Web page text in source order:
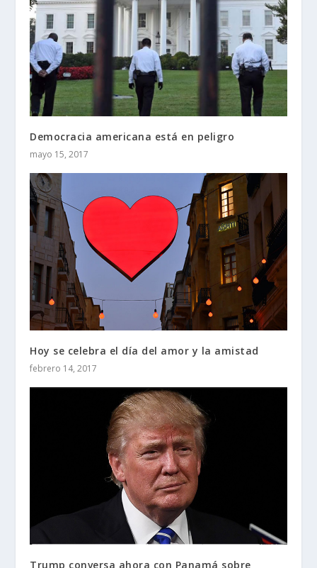
Democracia americana está en peligro
mayo 15, 2017
Hoy se celebra el día del amor y la amistad
febrero 14, 2017
Trump conversa ahora con Panamá sobre